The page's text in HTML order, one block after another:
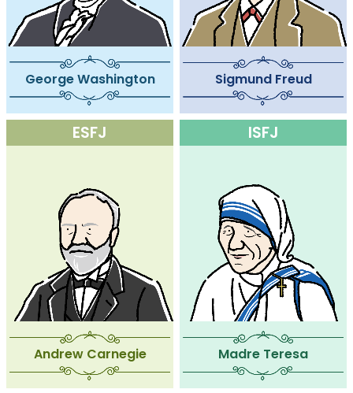
George Washington Sigmund Freud
ESFJ
Andrew Carnegie
ISFJ
Madre Teresa